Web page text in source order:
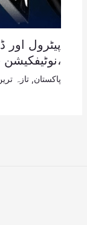
پیٹرول
پاکستان تازہ